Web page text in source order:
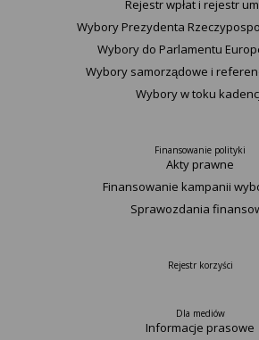
Rejestr wpłat i rejestr
Wybory Prezydenta
Wybory do Parlamentu
Wybory samorządowe i
Wybory w toku
Finansowanie polityki
Akty prawne
Finansowanie kampanii
Sprawozdania
Rejestr korzyści
Dla mediów
Informacje prasowe